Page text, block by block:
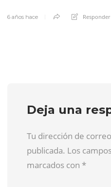
6 años hace Responder
Deja una
Tu dirección de
publicada. Los
marcados con *